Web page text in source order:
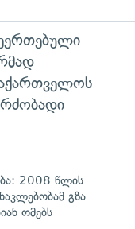
2008 წლის
გზა
ომებს